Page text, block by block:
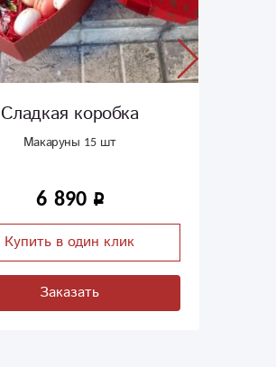
Сладкая коробка
Макаруны 15 шт
6 890
Купить в один клик
Заказать